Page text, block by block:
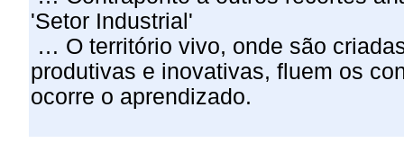
'Setor Industrial'
… O território vivo, onde são
produtivas e inovativas, fluem os
ocorre o aprendizado.